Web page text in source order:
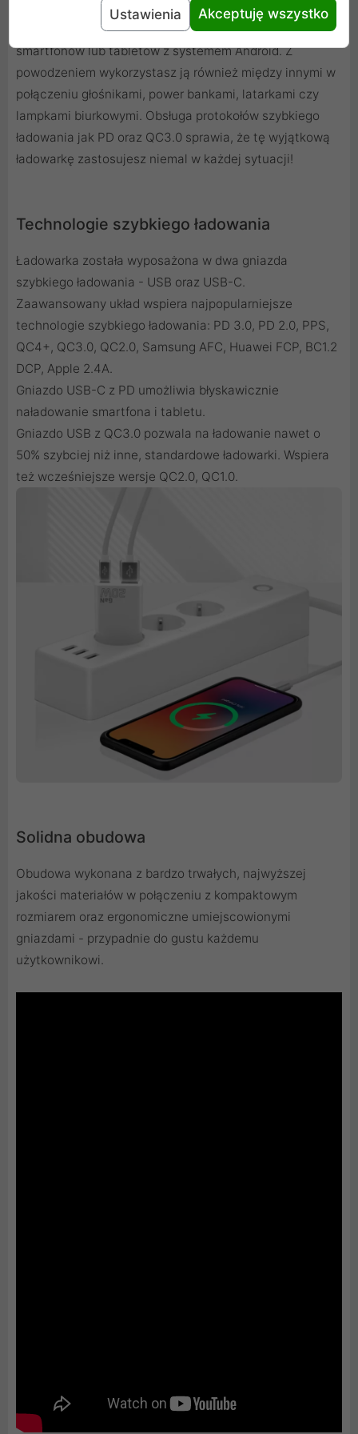
wszystkimi iPhone'ami, które obsługują szybkie
ładowanie. Doskonale sprawdzi się też w przypadku
smartfonów lub tabletów z systemem Android. Z
powodzeniem wykorzystasz ją również między innymi w
połączeniu głośnikami, power bankami, latarkami czy
lampkami biurkowymi. Obsługa protokołów szybkiego
ładowania jak PD oraz QC3.0 sprawia, że tę wyjątkową
ładowarkę zastosujesz niemal w każdej sytuacji!
Technologie szybkiego ładowania
Ładowarka została wyposażona w dwa gniazda
szybkiego ładowania - USB oraz USB-C.
Zaawansowany układ wspiera najpopularniejsze
technologie szybkiego ładowania: PD 3.0, PD 2.0, PPS,
QC4+, QC3.0, QC2.0, Samsung AFC, Huawei FCP, BC1.2
DCP, Apple 2.4A.
Gniazdo USB-C z PD umożliwia błyskawicznie
naładowanie smartfona i tabletu.
Gniazdo USB z QC3.0 pozwala na ładowanie nawet o
50% szybciej niż inne, standardowe ładowarki. Wspiera
też wcześniejsze wersje QC2.0, QC1.0.
Solidna obudowa
Obudowa wykonana z bardzo trwałych, najwyższej
jakości materiałów w połączeniu z kompaktowym
rozmiarem oraz ergonomiczne umiejscowionymi
gniazdami - przypadnie do gustu każdemu
użytkownikowi.
Ustawienia Akceptuję wszystko